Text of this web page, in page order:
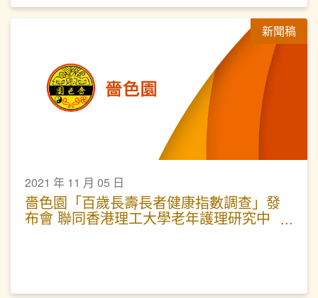
新聞稿
2021 年 11 月 05 日
嗇色園「百歲長壽長者健康指數調查」發
布會 聯同香港理工大學老年護理研究中